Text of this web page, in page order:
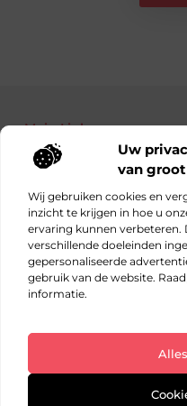
Uw
van
Wij gebruiken cookies en
inzicht te krijgen in hoe u
ervaring kunnen verbeteren.
verschillende doeleinden
gepersonaliseerde
gebruik van de website.
informatie.
Main Links
Bekende Nederlanders
Elke dag iets
Blogs vol inspiratie,